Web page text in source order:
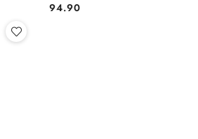
Cena:
94.90